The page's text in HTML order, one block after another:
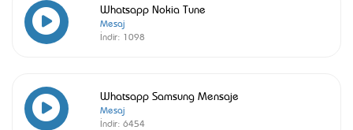
Whatsapp Nokia Tune
Mesaj
İndir: 1098
Whatsapp Samsung Mensaje
Mesaj
İndir: 6454